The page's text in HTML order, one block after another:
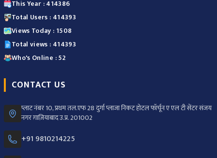
This Year : 414386
Total Users : 414393
Views Today : 1508
Total views : 414393
Who's Online : 52
CONTACT US
प्लाट नंबर 10, प्रथम तल.एफ 28 दुर्गा प्लाजा निकट होटल फॉर्चून ए एल टी सेंटर संजय
नगर ग़ाज़ियाबाद उ.प्र. 201002
+91 9810214225